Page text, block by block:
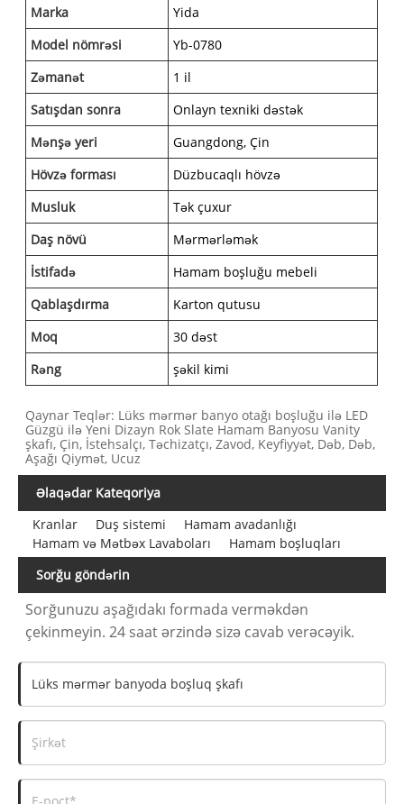
Marka
Yida
Model nömrəsi
Yb-0780
Zəmanət
1 il
Satışdan sonra
Onlayn texniki dəstək
Mənşə yeri
Guangdong, Çin
Hövzə forması
Düzbucaqlı hövzə
Musluk
Tək çuxur
Daş növü
Mərmərləmək
İstifadə
Hamam boşluğu mebeli
Qablaşdırma
Karton qutusu
Moq
30 dəst
Rəng
şəkil kimi
Qaynar Teqlər: Lüks mərmər banyo otağı boşluğu ilə LED
Güzgü ilə Yeni Dizayn Rok Slate Hamam Banyosu Vanity
şkafı, Çin, İstehsalçı, Təchizatçı, Zavod, Keyfiyyət, Dəb, Dəb,
Aşağı Qiymət, Ucuz
Əlaqədar Kateqoriya
Kranlar
Duş sistemi
Hamam avadanlığı
Hamam və Mətbəx Lavaboları
Hamam boşluqları
Sorğu göndərin
Sorğunuzu aşağıdakı formada verməkdən
çekinmeyin. 24 saat ərzində sizə cavab verəcəyik.